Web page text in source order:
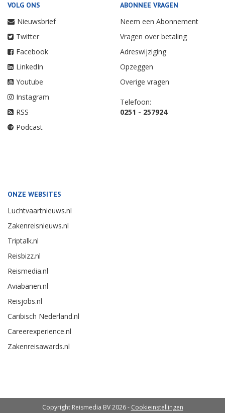
VOLG ONS
Nieuwsbrief
Twitter
Facebook
LinkedIn
Youtube
Instagram
RSS
Podcast
ABONNEE VRAGEN
Neem een Abonnement
Vragen over betaling
Adreswijziging
Opzeggen
Overige vragen
Telefoon:
0251 - 257924
ONZE WEBSITES
Luchtvaartnieuws.nl
Zakenreisnieuws.nl
Triptalk.nl
Reisbizz.nl
Reismedia.nl
Aviabanen.nl
Reisjobs.nl
Caribisch Nederland.nl
Careerexperience.nl
Zakenreisawards.nl
Copyright Reismedia BV 2026 - Cookieinstellingen